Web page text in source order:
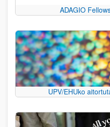
ADAGIO
UPV/EHUko